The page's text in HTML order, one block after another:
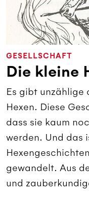
GESELLSCHAFT
Die kleine
Es gibt unzählige
Hexen. Diese
dass sie kaum
werden. Und das
gewandelt. Aus
und